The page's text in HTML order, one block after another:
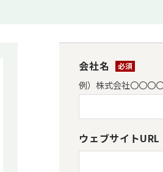
会社名
例）株式会社〇〇〇
ウェブサイトURL